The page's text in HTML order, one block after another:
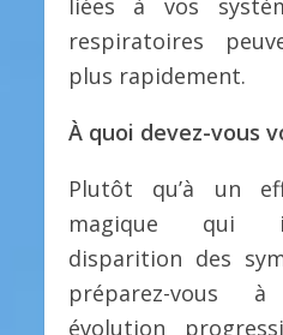
liées à vos
respiratoires
plus rapidement.
À quoi devez-vous
Plutôt qu’à un
magique qui
disparition des
préparez-vous
évolution